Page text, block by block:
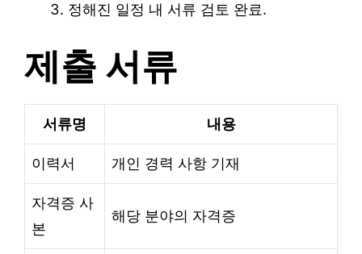
정해진 일정 내 서류 검토 완료.
제출 서류
서류명 내용
이력서 개인 경력 사항 기재
자격증 사
본
해당 분야의 자격증